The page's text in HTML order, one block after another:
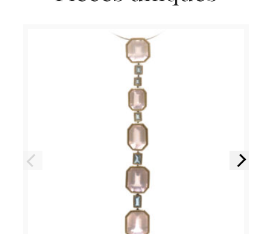
Précédent Suivant